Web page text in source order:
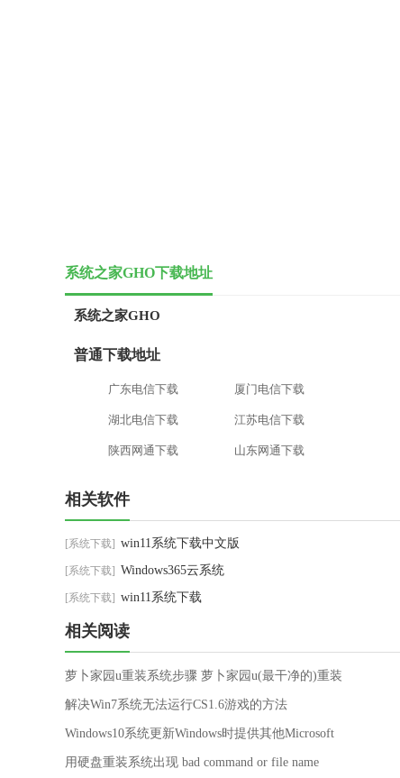
系统之家GHO下载地址
系统之家GHO
普通下载地址
广东电信下载 厦门电信下载
湖北电信下载 江苏电信下载
陕西网通下载 山东网通下载
相关软件
[系统下载] win11系统下载中文版
[系统下载] Windows365云系统
[系统下载] win11系统下载
相关阅读
萝卜家园u重装系统步骤 萝卜家园u(最干净的)重装
系统步骤教程
解决Win7系统无法运行CS1.6游戏的方法
Windows10系统更新Windows时提供其他Microsoft
产品的更新的解决方法
用硬盘重装系统出现 bad command or file name